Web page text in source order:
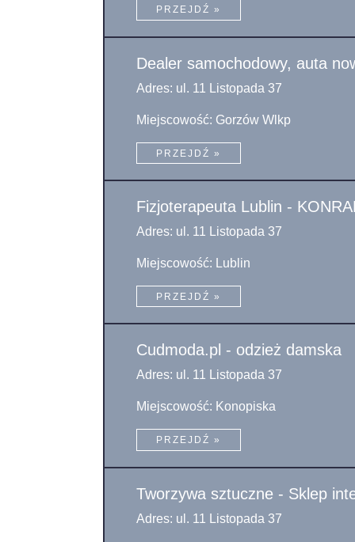
PRZEJDŹ »
Dealer samochodowy, auta
Adres: ul. 11 Listopada 37
Miejscowość: Gorzów Wlkp
PRZEJDŹ »
Fizjoterapeuta Lublin -
Adres: ul. 11 Listopada 37
Miejscowość: Lublin
PRZEJDŹ »
Cudmoda.pl - odzież damska
Adres: ul. 11 Listopada 37
Miejscowość: Konopiska
PRZEJDŹ »
Tworzywa sztuczne - Sklep
Adres: ul. 11 Listopada 37